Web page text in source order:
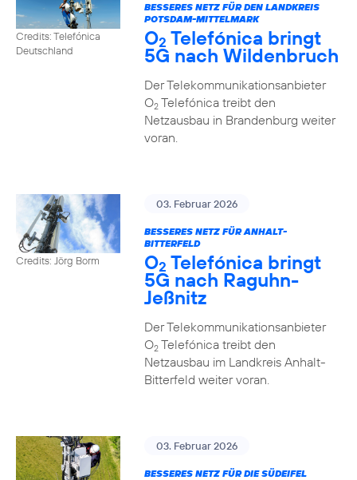
Credits: Telefónica
Deutschland
BESSERES NETZ FÜR DEN LANDKREIS
POTSDAM-MITTELMARK
O2 Telefónica bringt
5G nach Wildenbruch
Der Telekommunikationsanbieter
O2Telefónica treibt den
Netzausbau in Brandenburg weiter
voran.
Credits: Jörg Borm
03. Februar 2026
BESSERES NETZ FÜR ANHALT-
BITTERFELD
O2 Telefónica bringt
5G nach Raguhn-
Jeßnitz
Der Telekommunikationsanbieter
O2Telefónica treibt den
Netzausbau im Landkreis Anhalt-
Bitterfeld weiter voran.
03. Februar 2026
BESSERES NETZ FÜR DIE SÜDEIFEL